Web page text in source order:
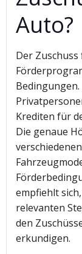
Auto?
Der
Krediten für
Die genaue
empfiehlt
relevanten
den
erkundigen.